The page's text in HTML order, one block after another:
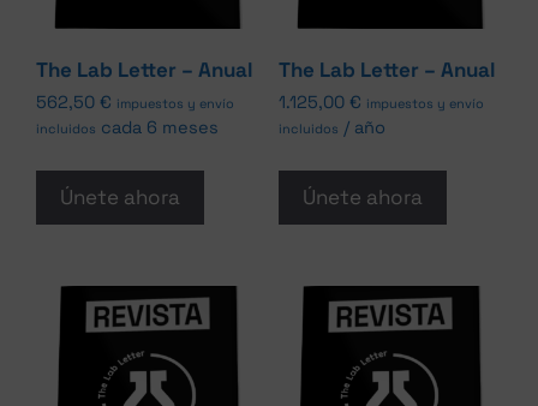
The Lab Letter – Anual
562,50 € impuestos y envío
incluidos cada 6 meses
Únete ahora
The Lab Letter – Anual
1.125,00 € impuestos y envío
incluidos / año
Únete ahora